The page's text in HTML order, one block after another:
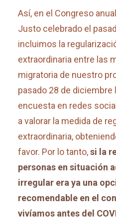
Así, en el Congreso
Justo celebrado el
incluimos la
extraordinaria entre las
migratoria de nuestro
pasado 28 de diciembre
encuesta en redes
a valorar la medida de
extraordinaria,
favor. Por lo tanto,si la
personas en situación
irregular era ya una
recomendable en el
vivíamos antes del